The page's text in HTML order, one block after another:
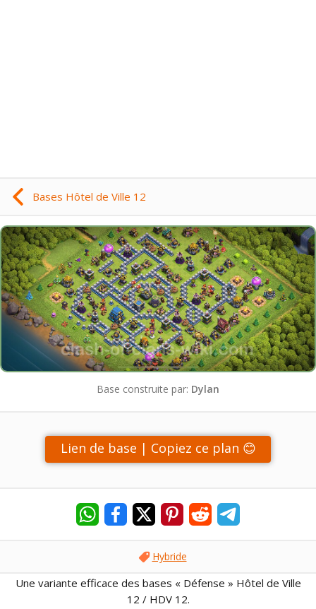
Bases Hôtel de Ville 12
Base construite par: Dylan
Lien de base | Copiez ce plan 😊
Hybride
Une variante efficace des bases « Défense » Hôtel de Ville
12 / HDV 12.